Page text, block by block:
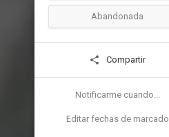
Abandonada
Compartir
Notificarme cuando...
Editar fechas de marcado